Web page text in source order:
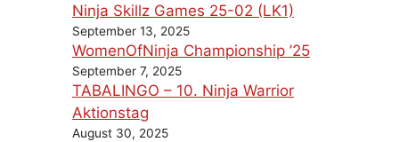
Ninja Skillz Games 25-02 (LK1)
September 13, 2025
WomenOfNinja Championship ’25
September 7, 2025
TABALINGO – 10. Ninja Warrior
Aktionstag
August 30, 2025